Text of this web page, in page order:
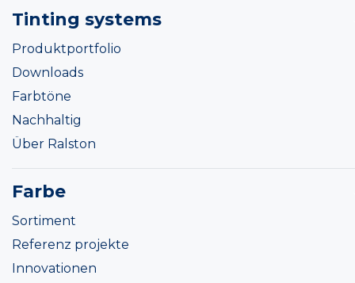
Tinting systems
Produktportfolio
Downloads
Farbtöne
Nachhaltig
Über Ralston
Farbe
Sortiment
Referenz projekte
Innovationen